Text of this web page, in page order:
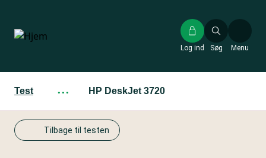
hovedindhold
Søg
Log ind Menu
Test ··· HP DeskJet 3720
Tilbage til testen